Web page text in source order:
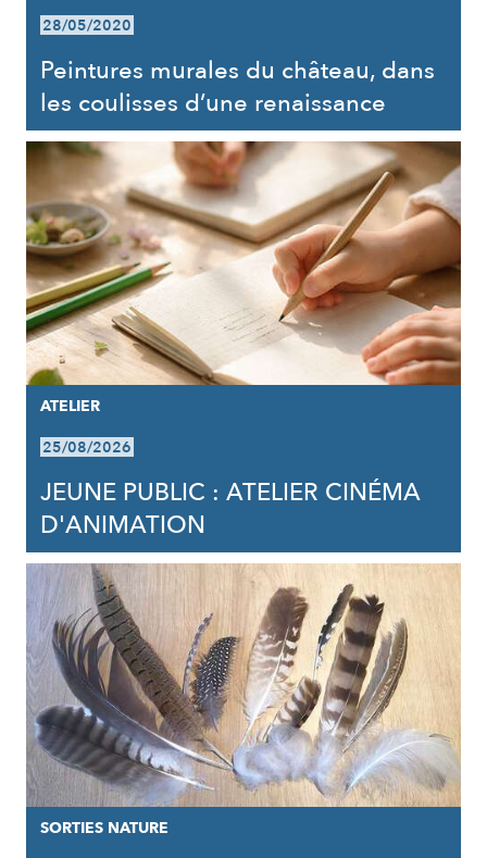
28/05/2020
Peintures murales du château, dans
les coulisses d’une renaissance
ATELIER
25/08/2026
JEUNE PUBLIC : ATELIER CINÉMA
D'ANIMATION
SORTIES NATURE